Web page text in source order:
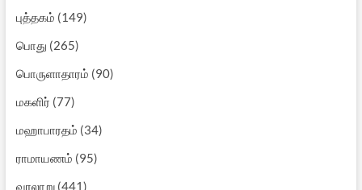
புத்தகம் (149)
பொது (265)
பொருளாதாரம் (90)
மகளிர் (77)
மஹாபாரதம் (34)
ராமாயணம் (95)
வரலாறு(441)